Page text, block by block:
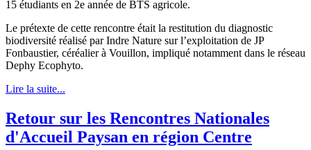
15 étudiants en 2e année de BTS agricole.
Le prétexte de cette rencontre était la restitution du diagnostic
biodiversité réalisé par Indre Nature sur l’exploitation de JP
Fonbaustier, céréalier à Vouillon, impliqué notamment dans le réseau
Dephy Ecophyto.
Lire la suite...
Retour sur les Rencontres Nationales
d'Accueil Paysan en région Centre